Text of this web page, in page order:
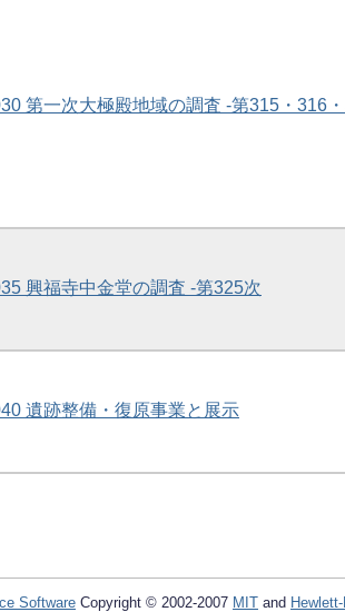
第一次大極殿地域の調査 -第315・316
興福寺中金堂の調査 -第325次
遺跡整備・復原事業と展示
Software Copyright © 2002-2007 MIT and